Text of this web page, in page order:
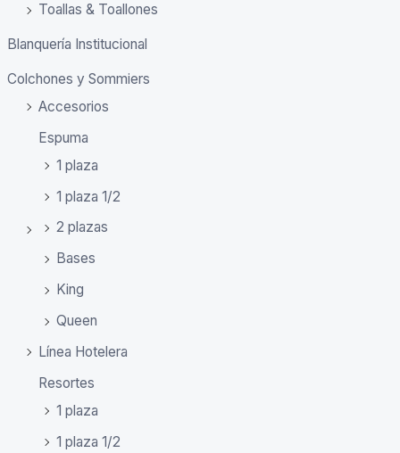
Toallas & Toallones
Blanquería Institucional
Colchones y Sommiers
Accesorios
Espuma
1 plaza
1 plaza 1/2
2 plazas
Bases
King
Queen
Línea Hotelera
Resortes
1 plaza
1 plaza 1/2